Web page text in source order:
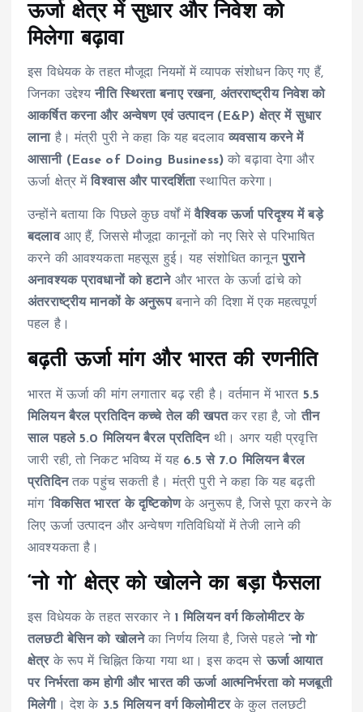
ऊर्जा क्षेत्र में सुधार और निवेश को
मिलेगा बढ़ावा
इस विधेयक के तहत मौजूदा नियमों में व्यापक संशोधन किए गए हैं,
जिनका उद्देश्यनीति स्थिरता बनाए रखना, अंतरराष्ट्रीय निवेश को
आकर्षित करना और अन्वेषण एवं उत्पादन (E&P) क्षेत्र में सुधार
लानाहै। मंत्री पुरी ने कहा कि यह बदलावव्यवसाय करने में
आसानी (Ease of Doing Business) को बढ़ावा देगा और
ऊर्जा क्षेत्र मेंविश्वास और पारदर्शितास्थापित करेगा।
उन्होंने बताया कि पिछले कुछ वर्षों मेंवैश्विक ऊर्जा परिदृश्य में बड़े
बदलावआए हैं, जिससे मौजूदा कानूनों को नए सिरे से परिभाषित
करने की आवश्यकता महसूस हुई। यह संशोधित कानूनपुराने
अनावश्यक प्रावधानों को हटानेऔर भारत के ऊर्जा ढांचे को
अंतरराष्ट्रीय मानकों के अनुरूपबनाने की दिशा में एक महत्वपूर्ण
पहल है।
बढ़ती ऊर्जा मांग और भारत की रणनीति
भारत में ऊर्जा की मांग लगातार बढ़ रही है। वर्तमान में भारत 5.5
मिलियन बैरल प्रतिदिन कच्चे तेल की खपतकर रहा है, जोतीन
साल पहले 5.0 मिलियन बैरल प्रतिदिनथी। अगर यही प्रवृत्ति
जारी रही, तो निकट भविष्य में यह 6.5 से 7.0 मिलियन बैरल
प्रतिदिनतक पहुंच सकती है। मंत्री पुरी ने कहा कि यह बढ़ती
मांग ‘विकसित भारत’ के दृष्टिकोणके अनुरूप है, जिसे पूरा करने के
लिए ऊर्जा उत्पादन और अन्वेषण गतिविधियों में तेजी लाने की
आवश्यकता है।
‘नो गो’ क्षेत्र को खोलने का बड़ा फैसला
इस विधेयक के तहत सरकार ने 1 मिलियन वर्ग किलोमीटर के
तलछटी बेसिन को खोलनेका निर्णय लिया है, जिसे पहले ‘नो गो’
क्षेत्रके रूप में चिह्नित किया गया था। इस कदम सेऊर्जा आयात
पर निर्भरता कम होगी और भारत की ऊर्जा आत्मनिर्भरता को मजबूती
मिलेगी। देश के 3.5 मिलियन वर्ग किलोमीटरके कुल तलछटी